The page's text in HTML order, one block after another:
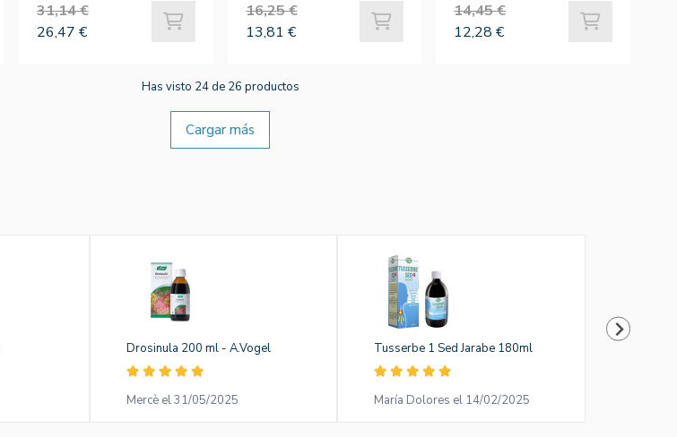
31,14 €
26,47 €
16,25 €
13,81 €
14,45 €
12,28 €
Has visto 24 de 26 productos
Cargar más
Drosinula 200 ml - A.Vogel
Mercè el 31/05/2025
Tusserbe 1 Sed Jarabe 180ml
María Dolores el 14/02/2025
Jarabe